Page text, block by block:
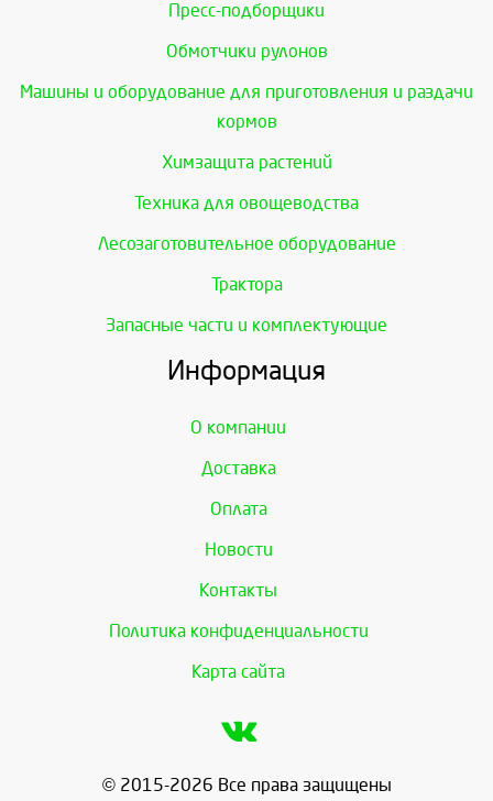
Пресс-подборщики
Обмотчики рулонов
Машины и оборудование для приготовления и раздачи
кормов
Химзащита растений
Техника для овощеводства
Лесозаготовительное оборудование
Трактора
Запасные части и комплектующие
Информация
О компании
Доставка
Оплата
Новости
Контакты
Политика конфиденциальности
Карта сайта
© 2015-2026 Все права защищены